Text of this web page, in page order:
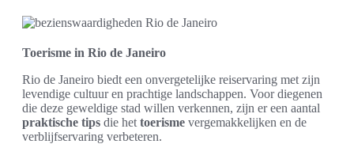
Toerisme in Rio de Janeiro
Rio de Janeiro biedt een onvergetelijke reiservaring met zijn
levendige cultuur en prachtige landschappen. Voor diegenen
die deze geweldige stad willen verkennen, zijn er een aantal
praktische tips die het toerisme vergemakkelijken en de
verblijfservaring verbeteren.